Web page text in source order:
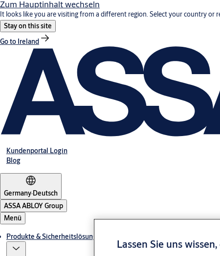
Zum Hauptinhalt wechseln
It looks like you are visiting from a different region. Select your country or
Stay on this site
Go to Ireland
Kundenportal Login
Blog
Germany·Deutsch
ASSA ABLOY Group
Menü
Produkte & Sicherheitslösungen
Lassen Sie uns